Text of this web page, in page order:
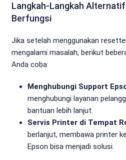
Langkah-Langkah
Berfungsi
Jika setelah menggunakan
mengalami masalah, berikut
Anda coba:
Menghubungi Support
menghubungi layanan
bantuan lebih lanjut.
Servis Printer di Tempat
berlanjut, membawa printer
Epson bisa menjadi solusi.